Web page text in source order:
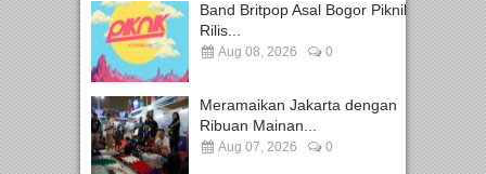
Band Britpop Asal Bogor Piknik
Rilis...
Aug 08, 2026 0
Meramaikan Jakarta dengan
Ribuan Mainan...
Aug 07, 2026 0